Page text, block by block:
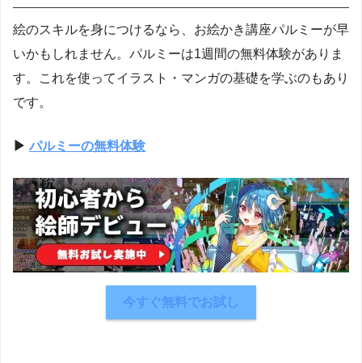
絵のスキルを身につけるなら、お絵かき講座パルミーが早
いかもしれません。パルミーは1週間の無料体験がありま
す。これを使ってイラスト・マンガの基礎を学ぶのもあり
です。
▶︎ パルミーの無料体験
今すぐ無料でお試し